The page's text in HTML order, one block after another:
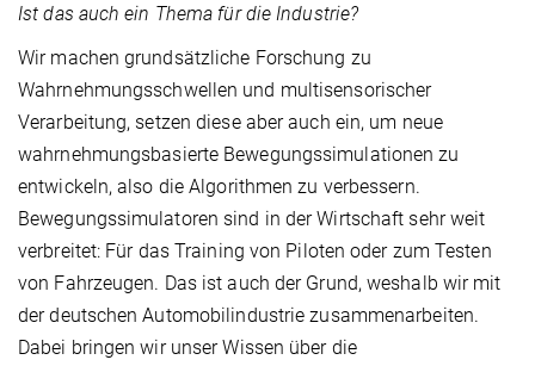
Ist das auch ein Thema für die Industrie?
Wir machen grundsätzliche Forschung zu
Wahrnehmungsschwellen und multisensorischer
Verarbeitung, setzen diese aber auch ein, um neue
wahrnehmungsbasierte Bewegungssimulationen zu
entwickeln, also die Algorithmen zu verbessern.
Bewegungssimulatoren sind in der Wirtschaft sehr weit
verbreitet: Für das Training von Piloten oder zum Testen
von Fahrzeugen. Das ist auch der Grund, weshalb wir mit
der deutschen Automobilindustrie zusammenarbeiten.
Dabei bringen wir unser Wissen über die